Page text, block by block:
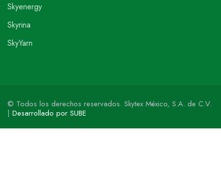
Skyenergy
Skyrina
SkyYarn
© Todos los derechos reservados. Skytex México, S.A. de C.V.
| Desarrollado por SUBE